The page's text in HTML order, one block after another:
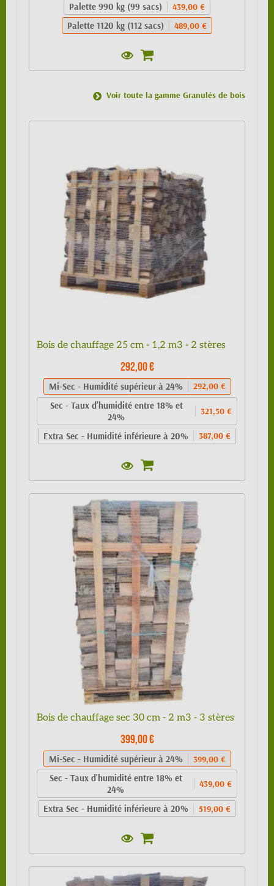
Palette 990 kg (99 sacs) 439,00 €
Palette 1120 kg (112 sacs) 489,00 €
Voir toute la gamme Granulés de bois
Bois de chauffage 25 cm - 1,2 m3 - 2 stères
292,00 €
Mi-Sec - Humidité supérieur à 24% 292,00 €
Sec - Taux d'humidité entre 18% et
24%
321,50 €
Extra Sec - Humidité inférieure à 20% 387,00 €
Bois de chauffage sec 30 cm - 2 m3 - 3 stères
399,00 €
Mi-Sec - Humidité supérieur à 24% 399,00 €
Sec - Taux d'humidité entre 18% et
24%
439,00 €
Extra Sec - Humidité inférieure à 20% 519,00 €